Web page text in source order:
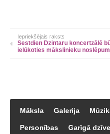
Iepriekšējais raksts
Sestdien Dzintaru koncertzālē
ielūkoties mākslinieku
Māksla Galerija
Personības Garīgā dzīve